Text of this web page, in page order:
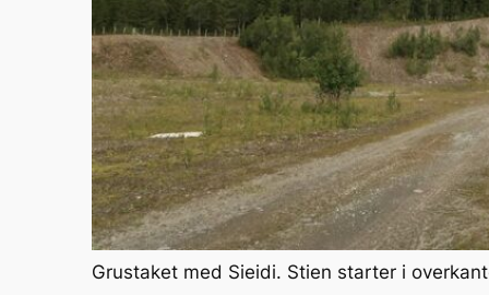
Grustaket med Sieidi. Stien starter i